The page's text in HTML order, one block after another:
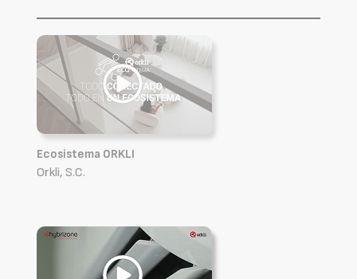
Ecosistema ORKLI
Orkli, S.C.